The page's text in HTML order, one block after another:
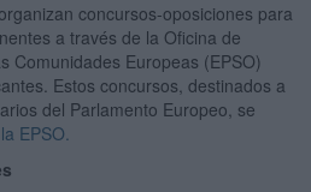
concursos-oposiciones para
a través de la Oficina de
Comunidades Europeas (EPSO)
Estos concursos, destinados a
del Parlamento Europeo, se
EPSO.